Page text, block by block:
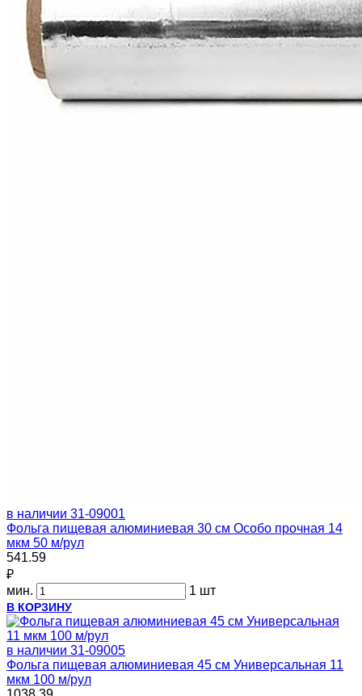
в наличии 31-09001
Фольга пищевая алюминиевая 30 см Особо прочная 14
мкм 50 м/рул
541.59
₽
мин.
1 шт
В КОРЗИНУ
в наличии 31-09005
Фольга пищевая алюминиевая 45 см Универсальная 11
мкм 100 м/рул